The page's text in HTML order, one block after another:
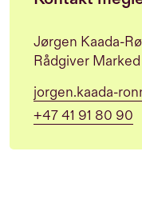
Jørgen Kaada-
Rådgiver
jorgen.kaada-
+47 41 91 80 90